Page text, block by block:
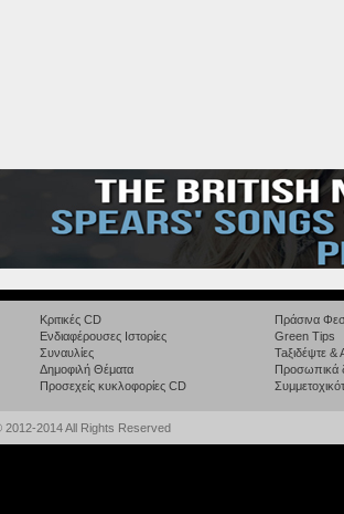
Κριτικές CD
Ενδιαφέρουσες Ιστορίες
Συναυλίες
Δημοφιλή Θέματα
Προσεχείς κυκλοφορίες CD
Πράσινα
Green Tips
Taξιδέψτε
Προσωπικά
2012-2014 All Rights Reserved